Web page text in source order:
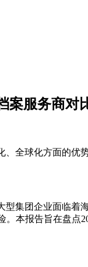
案服务商对
全球化方面的优
集团企业面临着
本报告旨在盘点